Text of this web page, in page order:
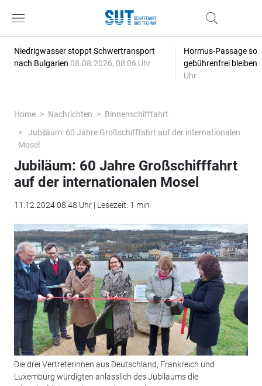
Niedrigwasser stoppt Schwertransport
nach Bulgarien 08.08.2026, 08:06 Uhr
Hormus-Passage
gebührenfrei bleiben
Uhr
Home Nachrichten
Binnenschifffahrt
Jubiläum: 60 Jahre Großschifffahrt auf der internationalen
Mosel
Jubiläum: 60 Jahre Großschifffahrt
auf der internationalen Mosel
11.12.2024 08:48 Uhr | Lesezeit: 1 min
Die drei Vertreterinnen aus Deutschland, Frankreich und
Luxemburg würdigten anlässlich des Jubiläums die